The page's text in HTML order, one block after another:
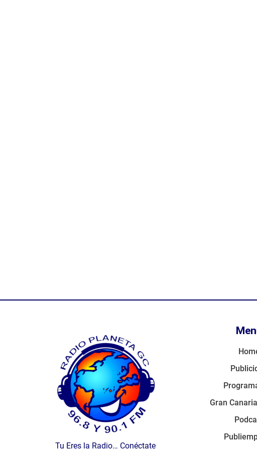
Tu Eres la Radio… Conéctate
Gran